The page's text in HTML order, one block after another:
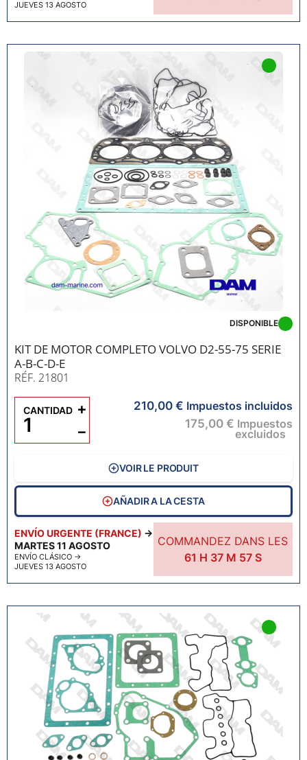
JUEVES 13 AGOSTO
KIT DE MOTOR COMPLETO VOLVO D2-55-75 SERIE
A-B-C-D-E
RÉF. 21801
ENVÍO URGENTE (FRANCE) →
MARTES 11 AGOSTO
ENVÍO CLÁSICO →
JUEVES 13 AGOSTO
COMMANDEZ DANS LES
61 H 37M 55 S
DISPONIBLE
210,00 € Impuestos incluidos
175,00 € Impuestos
excluidos
CANTIDAD
−
+
VOIR LE PRODUIT
AÑADIR A LA CESTA